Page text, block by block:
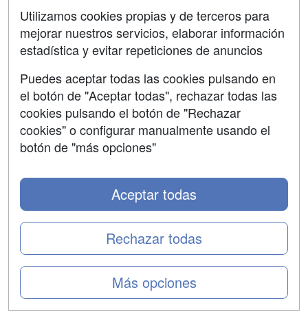
Contactar
Confidencialidad
Copyleft
SÍGUENOS EN:
Utilizamos cookies propias y de terceros para
mejorar nuestros servicios, elaborar información
estadística y evitar repeticiones de anuncios
Puedes aceptar todas las cookies pulsando en
el botón de "Aceptar todas", rechazar todas las
cookies pulsando el botón de "Rechazar
cookies" o configurar manualmente usando el
botón de "más opciones"
Más opciones
Rechazar todas
Aceptar todas